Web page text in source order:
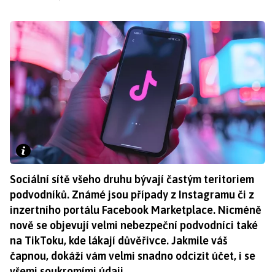
Sociální sítě všeho druhu bývají častým teritoriem
podvodníků. Známé jsou případy z Instagramu či z
inzertního portálu Facebook Marketplace. Nicméně
nově se objevují velmi nebezpeční podvodníci také
na TikToku, kde lákají důvěřivce. Jakmile váš
čapnou, dokáží vám velmi snadno odcizit účet, i se